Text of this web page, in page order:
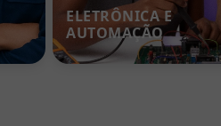
ELETRÔNICA E
AUTOMAÇÃO